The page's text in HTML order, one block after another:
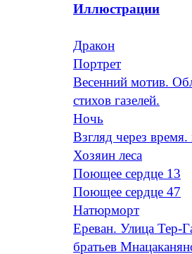
Иллюстрации
Дракон
Портрет
Весенний мотив.
стихов газелей.
Ночь
Взгляд через
Хозяин леса
Поющее сердце 13
Поющее сердце 47
Натюрморт
Ереван. Улица Тер-
братьев